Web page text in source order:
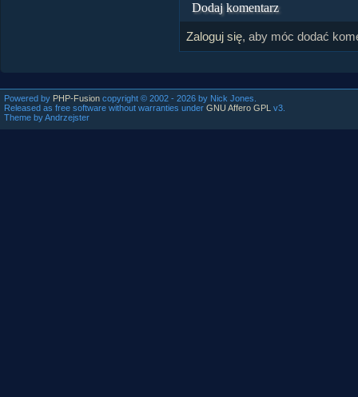
Dodaj komentarz
Zaloguj się, aby móc dodać
Powered by PHP-Fusion copyright © 2002 - 2026 by Nick Jones.
Released as free software without warranties under GNU Affero GPL v3.
Theme by Andrzejster